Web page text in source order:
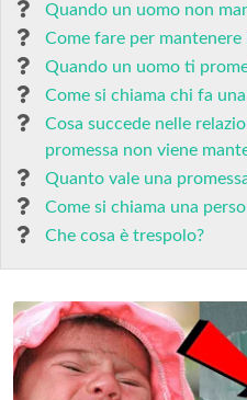
Quando un uomo non
Come fare per mantenere
Quando un uomo ti
Come si chiama chi fa
Cosa succede nelle
promessa non viene
Quanto vale una
Come si chiama una
Che cosa è trespolo?